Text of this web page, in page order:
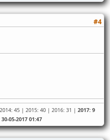
#4
45 | 2015: 40 | 2016: 31 | 2017: 9
05-2017 01:47